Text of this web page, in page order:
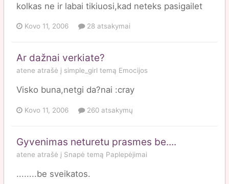
kolkas ne ir labai tikiuosi,kad neteks pasigailet
Kovo 11, 2006 28 atsakymai
Ar dažnai verkiate?
atene atrašė į simple_girl temą Emocijos
Visko buna,netgi da?nai :cray
Kovo 11, 2006 260 atsakymų
Gyvenimas neturetu prasmes be....
atene atrašė į Snapė temą Paplepėjimai
........be sveikatos.